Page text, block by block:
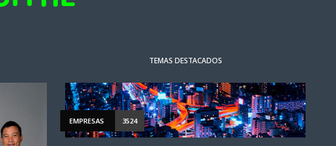
TEMAS DESTACADOS
EMPRESAS 3524